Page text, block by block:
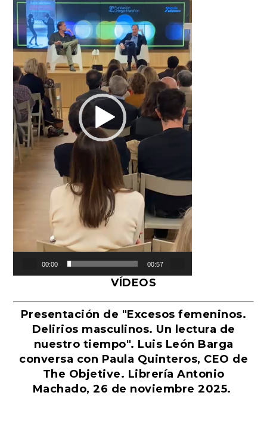
00:00 00:57
VÍDEOS
Presentación de "Excesos femeninos.
Delirios masculinos. Un lectura de
nuestro tiempo". Luis León Barga
conversa con Paula Quinteros, CEO de
The Objetive. Librería Antonio
Machado, 26 de noviembre 2025.